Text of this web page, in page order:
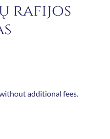
rafijos
additional fees.